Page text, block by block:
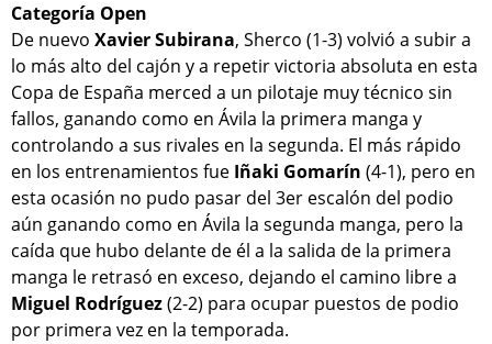
Categoría Open
De nuevo Xavier Subirana, Sherco (1-3) volvió a subir a
lo más alto del cajón y a repetir victoria absoluta en esta
Copa de España merced a un pilotaje muy técnico sin
fallos, ganando como en Ávila la primera manga y
controlando a sus rivales en la segunda. El más rápido
en los entrenamientos fue Iñaki Gomarín (4-1), pero en
esta ocasión no pudo pasar del 3er escalón del podio
aún ganando como en Ávila la segunda manga, pero la
caída que hubo delante de él a la salida de la primera
manga le retrasó en exceso, dejando el camino libre a
Miguel Rodríguez(2-2) para ocupar puestos de podio
por primera vez en la temporada.